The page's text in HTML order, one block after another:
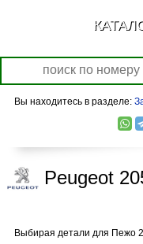
Вы находитесь в разделе:
Peugeot
Выбирая детали для Пежо